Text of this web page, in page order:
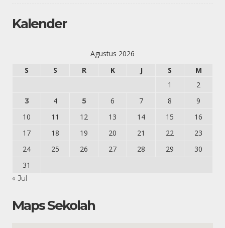
Kalender
Agustus 2026
S
S R K J S
M
1
2
3 4 5 6 7 8
9
10
11 12 13 14 15
16
17
18 19 20 21 22
23
24
25 26 27 28 29
30
31
« Jul
Maps Sekolah